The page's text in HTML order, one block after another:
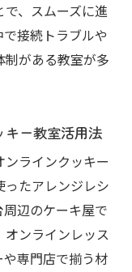
、スムーズに進
接続トラブルや
がある教室が多
キー教室活用法
ラインクッキー
たアレンジレシ
辺のケーキ屋で
ンラインレッス
専門店で揃う材